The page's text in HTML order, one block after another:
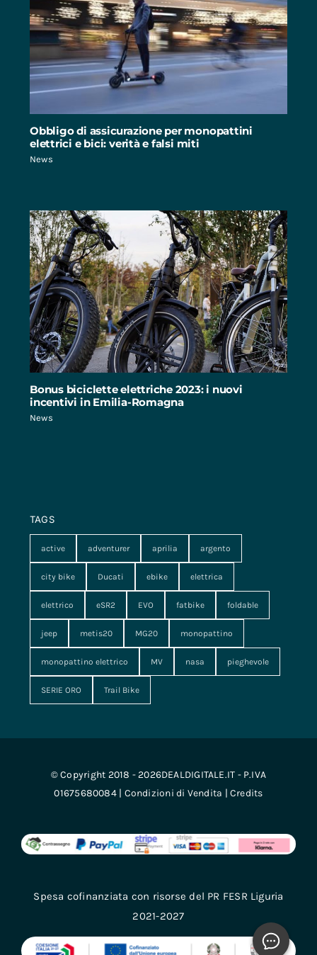
Obbligo di assicurazione per monopattini
elettrici e bici: verità e falsi miti
News
Bonus biciclette elettriche 2023: i nuovi
incentivi in Emilia-Romagna
News
TAGS
active adventurer aprilia argento
city bike Ducati ebike elettrica
elettrico eSR2 EVO fatbike foldable
jeep metis20 MG20 monopattino
monopattino elettrico MV nasa pieghevole
SERIE ORO Trail Bike
© Copyright 2018 - 2026DEALDIGITALE.IT - P.IVA
01675680084 | Condizioni di Vendita | Credits
Spesa cofinanziata con risorse del PR FESR Liguria
2021-2027